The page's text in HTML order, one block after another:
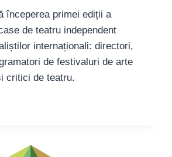
începerea primei ediții a
de teatru independent
internaționali: directori,
de festivaluri de arte
critici de teatru.